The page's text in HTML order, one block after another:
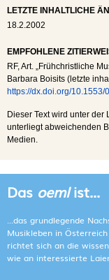
LETZTE INHALTLICHE
18.2.2002
EMPFOHLENE
RF, Art. „Frühchristliche
Barbara Boisits (letzte
https://dx.doi.org/10.1553/
Dieser Text wird unter der
unterliegt abweichenden
Medien.
Das oemlist...
...das grundlegende
Musikleben in
richtet sich an die
wie an interessierte